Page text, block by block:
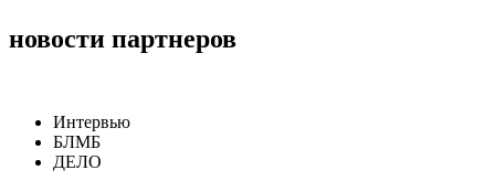
новости партнеров
Интервью
БЛМБ
ДЕЛО